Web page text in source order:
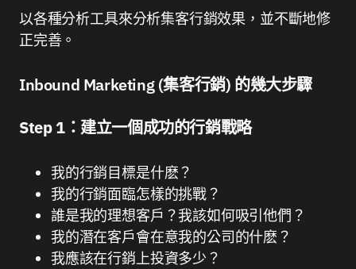
以各種分析工具來分析集客行銷效果，並不斷地修
正完善。
Inbound Marketing (集客行銷) 的幾大步驟
Step 1：建立一個成功的行銷戰略
我的行銷目標是什麽？
我的行銷面臨怎樣的挑戰？
誰是我的理想客戶？我該如何吸引他們？
我的潛在客戶會在意我的公司的什麽？
我應該在行銷上投資多少？